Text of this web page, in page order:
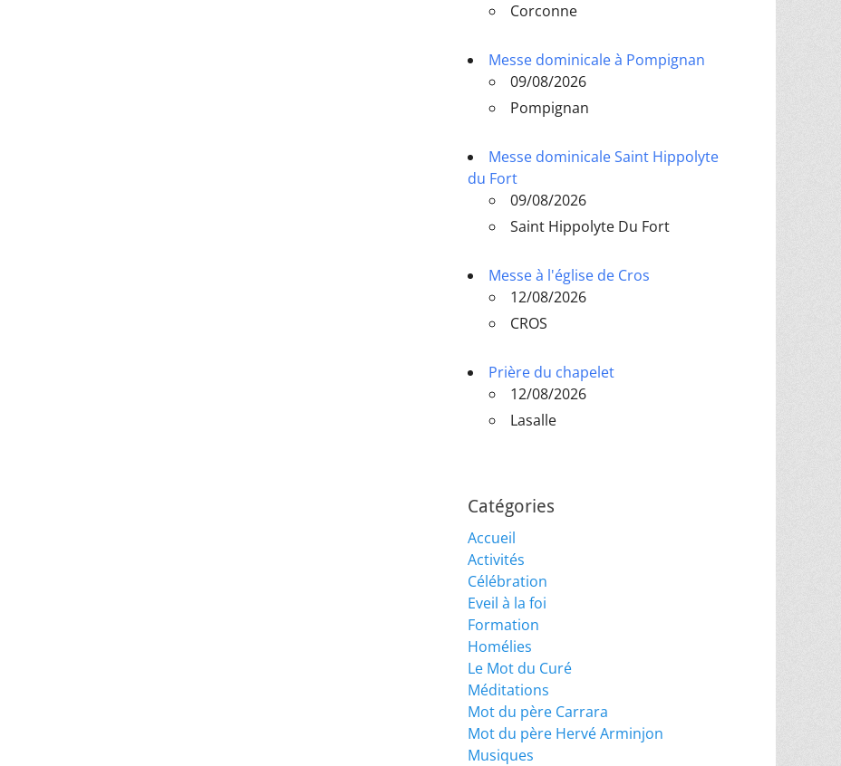
Corconne
Messe dominicale à Pompignan
09/08/2026
Pompignan
Messe dominicale Saint Hippolyte
du Fort
09/08/2026
Saint Hippolyte Du Fort
Messe à l'église de Cros
12/08/2026
CROS
Prière du chapelet
12/08/2026
Lasalle
Catégories
Accueil
Activités
Célébration
Eveil à la foi
Formation
Homélies
Le Mot du Curé
Méditations
Mot du père Carrara
Mot du père Hervé Arminjon
Musiques